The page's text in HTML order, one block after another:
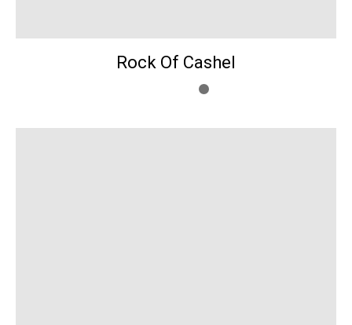
Rock Of Cashel